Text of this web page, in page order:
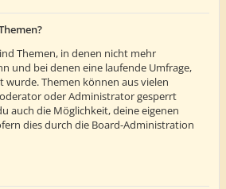
Themen, in denen nicht mehr
und bei denen eine laufende Umfrage,
wurde. Themen können aus vielen
oder Administrator gesperrt
auch die Möglichkeit, deine eigenen
dies durch die Board-Administration